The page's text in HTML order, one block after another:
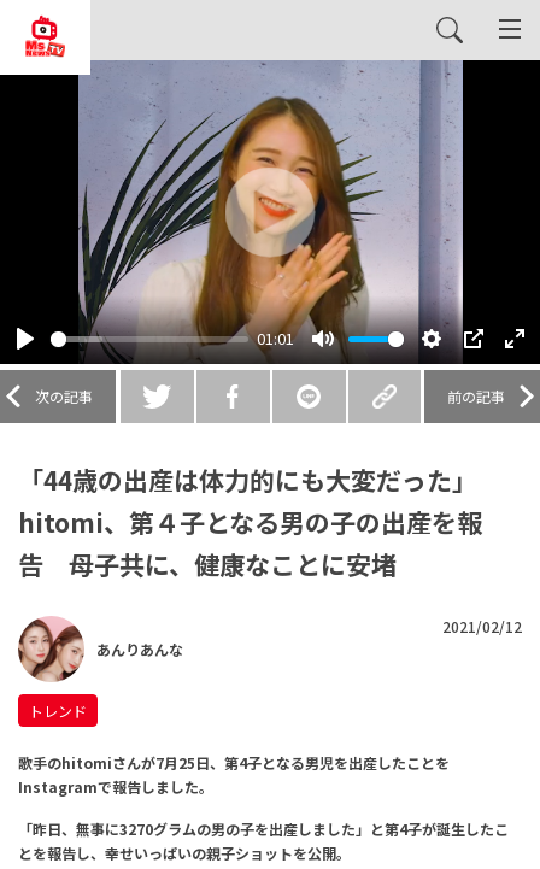
Play
01:01
Mute Settings
PIP
Play
次の記事 前の記事
「44歳の出産は体力的にも大変だった」
hitomi、第４子となる男の子の出産を報
告 母子共に、健康なことに安堵
あんりあんな
2021/02/12
トレンド
歌手のhitomiさんが7月25日、 第4子となる男児を出産したことを
Instagramで報告しました。
「昨日、無事に3270グラムの男の子を出産しました」と第4子が誕生したこ
とを報告し、 幸せいっぱいの親子ショットを公開。